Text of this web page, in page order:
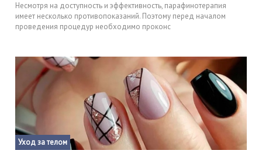
Несмотря на доступность и эффективность, парафинотерапия
имеет несколько противопоказаний. Поэтому перед началом
проведения процедур необходимо проконс
Уход за телом